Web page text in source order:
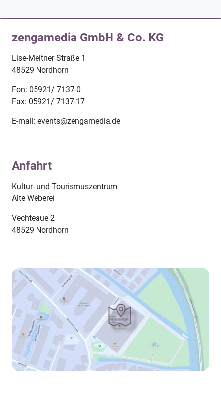
zengamedia GmbH & Co. KG
Lise-Meitner Straße 1
48529 Nordhorn
Fon: 05921/ 7137-0
Fax: 05921/ 7137-17
E-mail: events@zengamedia.de
Anfahrt
Kultur- und Tourismuszentrum
Alte Weberei
Vechteaue 2
48529 Nordhorn